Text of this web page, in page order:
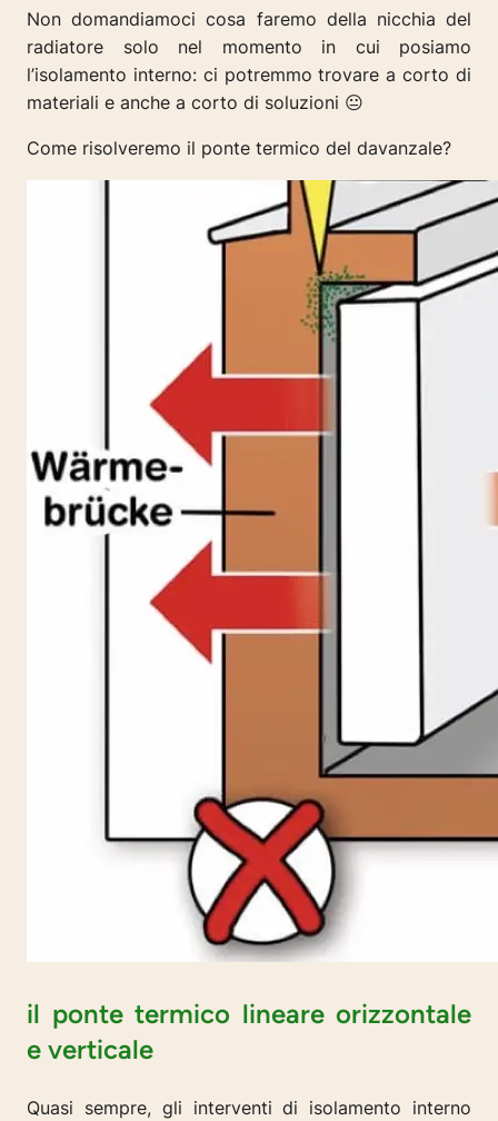
Non domandiamoci cosa faremo della nicchia del
radiatore solo nel momento in cui posiamo
l’isolamento interno: ci potremmo trovare a corto di
materiali e anche a corto di soluzioni 😐
Come risolveremo il ponte termico del davanzale?
il ponte termico lineare orizzontale
e verticale
Quasi sempre, gli interventi di isolamento interno